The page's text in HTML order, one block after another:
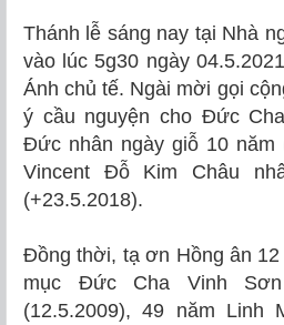
Thánh lễ sáng nay tại Nhà
vào lúc 5g30 ngày
Ánh chủ tế. Ngài mời gọi
ý cầu nguyện cho Đức
Đức nhân ngày giỗ 10 năm
Vincent Đỗ Kim Châu
(+23.5.2018).
Đồng thời, tạ ơn Hồng ân
mục Đức Cha Vinh
(12.5.2009), 49 năm Linh